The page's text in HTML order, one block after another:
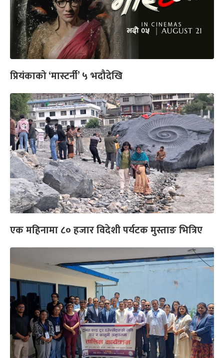
प्रियंकाको ‘मास्टर्नी’ ५ भदौदेखि
एक महिनामा ८० हजार विदेशी पर्यटक मुस्ताङ भित्रिए